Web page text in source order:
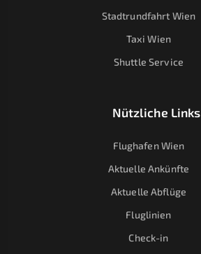
Stadtrundfahrt Wien
Taxi Wien
Shuttle Service
Nützliche Links
Flughafen Wien
Aktuelle Ankünfte
Aktuelle Abflüge
Fluglinien
Check-in